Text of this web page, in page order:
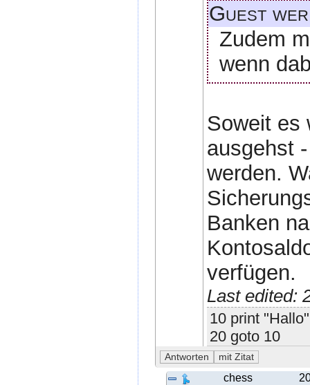
Guest wer
Zudem
wenn
Soweit es
ausgehst
werden.
Banken
verfügen.
Last edited:
10 print "Hallo"
20 goto 10
chess